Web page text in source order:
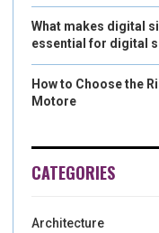
What makes digital
essential for digital
How to Choose the
Motore
CATEGORIES
Architecture